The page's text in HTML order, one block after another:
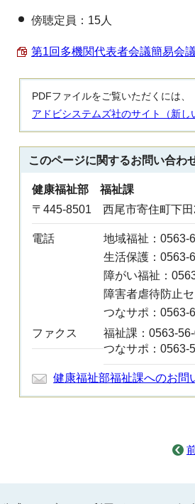
傍聴定員：15人
第1回多機関代表者会議簡易会
PDFファイルをご覧いただくには
アドビシステムズ社のサイト（新し
このページに関するお問い合わ
健康福祉部 福祉課
〒445-8501 西尾市寄住町下田
電話
地域福祉：0563-
生活保護：0563-
障がい福祉：
障害者虐待防止
つなサポ：0563-
ファクス
福祉課：0563-
つなサポ：0563-
健康福祉部福祉課へのお問